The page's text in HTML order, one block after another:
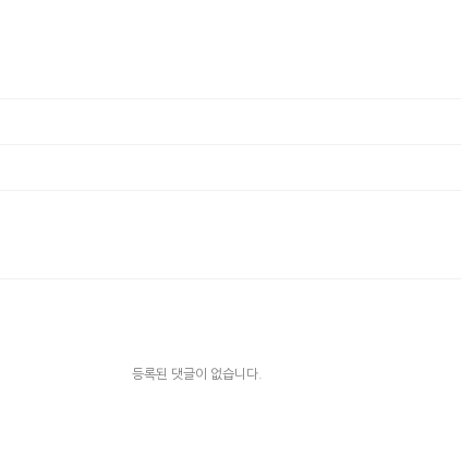
등록된 댓글이 없습니다.